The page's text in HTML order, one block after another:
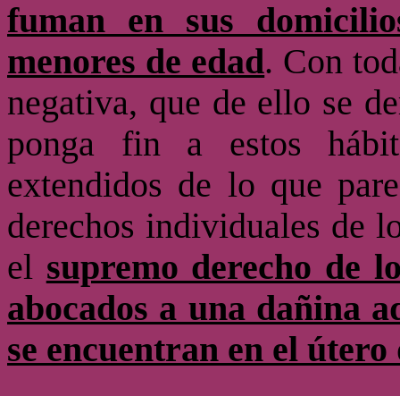
fuman en sus
menores de edad. Con
negativa, que de ello se
ponga fin a estos
extendidos de lo que
derechos individuales de
el supremo derecho de
abocados a una dañina
se encuentran en el útero